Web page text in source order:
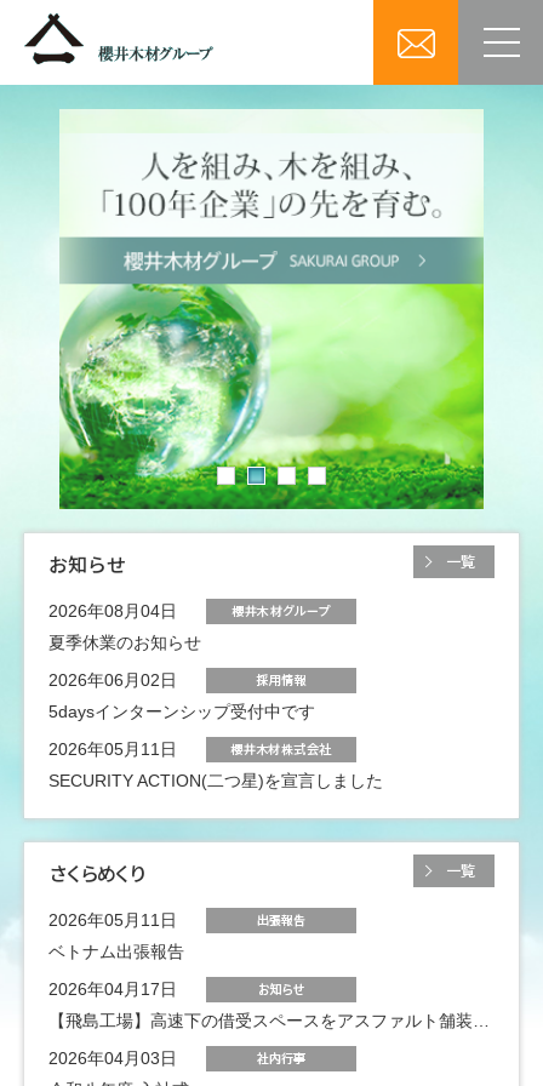
お知らせ
2026年08月04日
夏季休業のお知らせ
2026年06月02日
5daysインターンシップ受付中です
2026年05月11日
SECURITY ACTION(二つ星)を宣言しました
一覧
さくらめくり
2026年05月11日
ベトナム出張報告
2026年04月17日
2026年04月03日
一覧